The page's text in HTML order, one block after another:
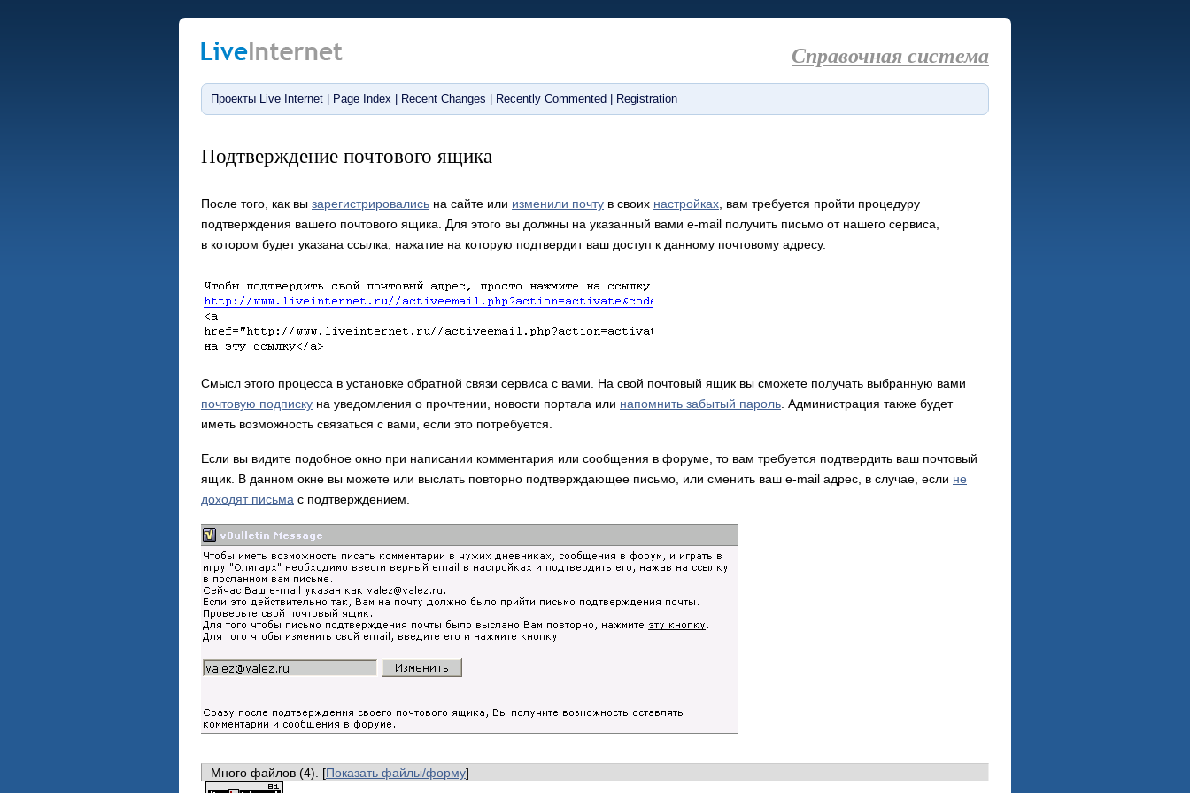
Справочная система
Проекты Live Internet Page Index Recent Changes Recently Commented Registration
Подтверждение почтового ящика
После того, как вы зарегистрировались на сайте или изменили почту в своих настройках , вам требуется пройти процедуру
подтверждения вашего почтового ящика. Для этого вы должны на указанный вами e-mail получить письмо от нашего сервиса,
в котором будет указана ссылка, нажатие на которую подтвердит ваш доступ к данному почтовому адресу.
Смысл этого процесса в установке обратной связи сервиса с вами. На свой почтовый ящик вы сможете получать выбранную вами
почтовую подписку на уведомления о прочтении, новости портала или напомнить забытый пароль . Администрация также будет
иметь возможность связаться с вами, если это потребуется.
Если вы видите подобное окно при написании комментария или сообщения в форуме, то вам требуется подтвердить ваш почтовый
ящик. В данном окне вы можете или выслать повторно подтверждающее письмо, или сменить ваш e-mail адрес, в случае, если не
доходят письма с подтверждением.
Много файлов (4). [Показать файлы/форму]